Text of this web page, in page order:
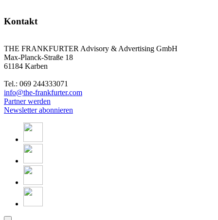
Kontakt
THE FRANKFURTER Advisory & Advertising GmbH
Max-Planck-Straße 18
61184 Karben
Tel.: 069 244333071
info@the-frankfurter.com
Partner werden
Newsletter abonnieren